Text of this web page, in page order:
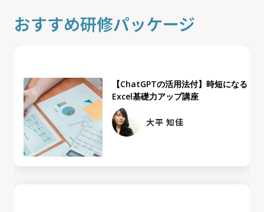
おすすめ研修パッケージ
【ChatGPTの活用法付】時短になる
Excel基礎力アップ講座
大平 知佳